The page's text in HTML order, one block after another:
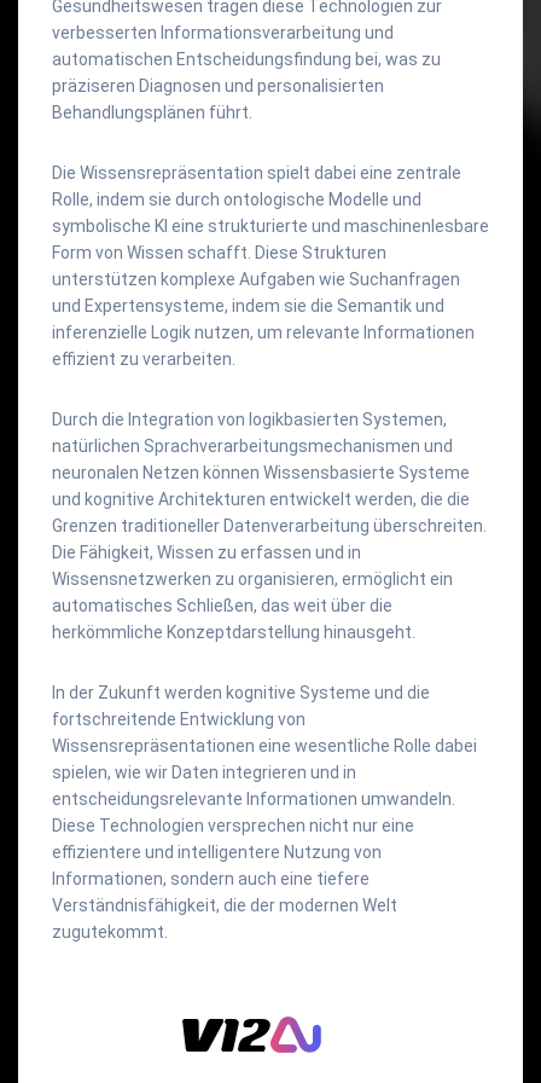
Gesundheitswesen tragen diese Technologien zur
verbesserten Informationsverarbeitung und
automatischen Entscheidungsfindung bei, was zu
präziseren Diagnosen und personalisierten
Behandlungsplänen führt.
Die Wissensrepräsentation spielt dabei eine zentrale
Rolle, indem sie durch ontologische Modelle und
symbolische KI eine strukturierte und maschinenlesbare
Form von Wissen schafft. Diese Strukturen
unterstützen komplexe Aufgaben wie Suchanfragen
und Expertensysteme, indem sie die Semantik und
inferenzielle Logik nutzen, um relevante Informationen
effizient zu verarbeiten.
Durch die Integration von logikbasierten Systemen,
natürlichen Sprachverarbeitungsmechanismen und
neuronalen Netzen können Wissensbasierte Systeme
und kognitive Architekturen entwickelt werden, die die
Grenzen traditioneller Datenverarbeitung überschreiten.
Die Fähigkeit, Wissen zu erfassen und in
Wissensnetzwerken zu organisieren, ermöglicht ein
automatisches Schließen, das weit über die
herkömmliche Konzeptdarstellung hinausgeht.
In der Zukunft werden kognitive Systeme und die
fortschreitende Entwicklung von
Wissensrepräsentationen eine wesentliche Rolle dabei
spielen, wie wir Daten integrieren und in
entscheidungsrelevante Informationen umwandeln.
Diese Technologien versprechen nicht nur eine
effizientere und intelligentere Nutzung von
Informationen, sondern auch eine tiefere
Verständnisfähigkeit, die der modernen Welt
zugutekommt.